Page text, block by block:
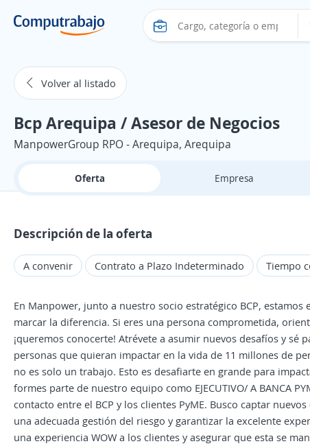
Volver al listado
Bcp Arequipa / Asesor de Negocios
ManpowerGroup RPO - Arequipa, Arequipa
Oferta Empresa
Descripción de la oferta
A convenir Contrato a Plazo Indeterminado Tiempo
En Manpower, junto a nuestro socio estratégico BCP,
marcar la diferencia. Si eres una persona comprometida,
¡queremos conocerte! Atrévete a asumir nuevos desafíos y sé
personas que quieran impactar en la vida de 11 millones de
no es solo un trabajo. Esto es desafiarte en grande para
formes parte de nuestro equipo como EJECUTIVO/ A BANCA
contacto entre el BCP y los clientes PyME. Busco captar
una adecuada gestión del riesgo y garantizar la excelente
una experiencia WOW a los clientes y asegurar que esta se